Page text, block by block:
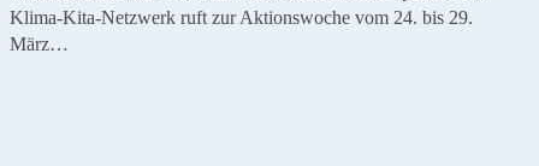
Klima-Kita-Netzwerk ruft zur Aktionswoche vom 24. bis 29.
März…